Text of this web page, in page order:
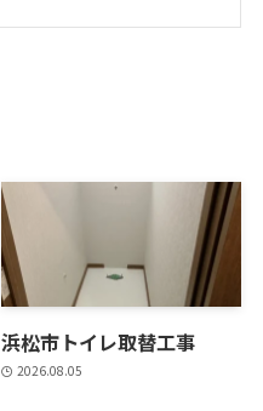
浜松市トイレ取替工事
2026.08.05